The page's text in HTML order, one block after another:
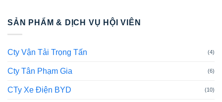
SẢN PHẨM & DỊCH VỤ HỘI VIÊN
Cty Vận Tải Trọng Tấn (4)
Cty Tân Phạm Gia (6)
CTy Xe Điện BYD (10)